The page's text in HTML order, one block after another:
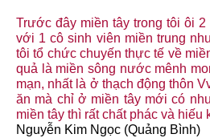
Trước đây miền tây trong tôi ôi
với 1 cô sinh viên miền trung
tôi tổ chức chuyến thực tế về
quả là miền sông nước mênh
mạn, nhất là ở thạch động thôn
ăn mà chỉ ở miền tây mới có
miền tây thì rất chất phác và hiếu
Nguyễn Kim Ngọc (Quảng Bình)